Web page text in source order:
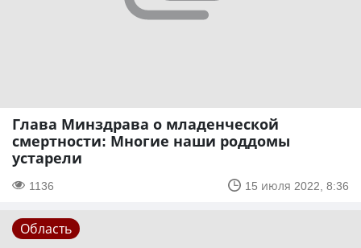
Глава Минздрава о младенческой
смертности: Многие наши роддомы
устарели
1136 15 июля 2022, 8:36
Область